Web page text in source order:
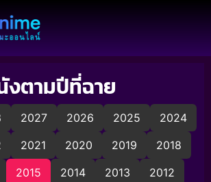
ตามปีที่ฉาย
2027 2026 2025
2024
2021 2020 2019
2018
2015 2014 2013
2012